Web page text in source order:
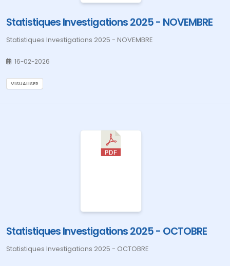
Statistiques Investigations 2025 - NOVEMBRE
Statistiques Investigations 2025 - NOVEMBRE
16-02-2026
VISUALISER
Statistiques Investigations 2025 - OCTOBRE
Statistiques Investigations 2025 - OCTOBRE